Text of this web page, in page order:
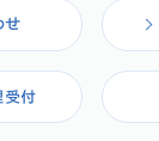
せ
受付